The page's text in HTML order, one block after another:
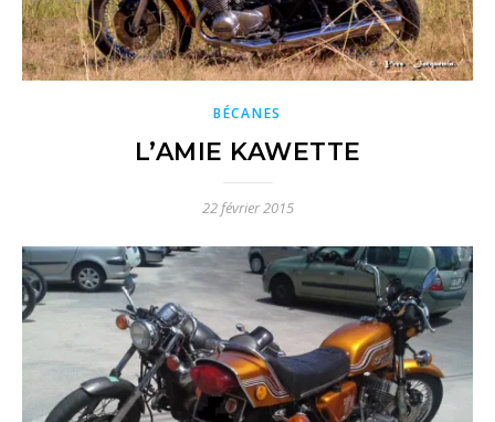
BÉCANES
L’AMIE KAWETTE
22 février 2015